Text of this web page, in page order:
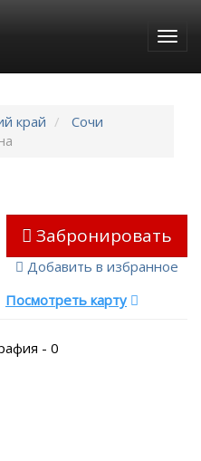
край
Сочи
Забронировать
Добавить в избранное
Посмотреть карту